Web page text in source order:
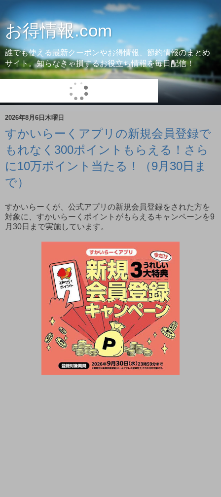
お得情報.com
誰でも使える最新クーポンやお得情報、節約情報のまとめ
サイト。知らなきゃ損するお役立ち情報を毎日配信！
2026年8月6日木曜日
すかいらーくアプリの新規会員登録で
もれなく300ポイントもらえる！さら
に10万ポイント当たる！（9月30日ま
で）
すかいらーくが、公式アプリの新規会員登録をされた方を
対象に、すかいらーくポイントがもらえるキャンペーンを9
月30日まで実施しています。